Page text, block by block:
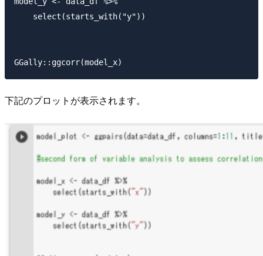
    select(starts_with("y"))
下記のプロットが表示されます。